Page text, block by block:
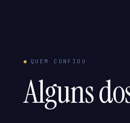
QUEM CONFIOU
Alguns